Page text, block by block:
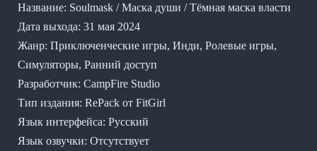
Название: Soulmask / Маска души / Тёмная маска власти
Дата выхода: 31 мая 2024
Жанр: Приключенческие игры, Инди, Ролевые игры,
Симуляторы, Ранний доступ
Разработчик: CampFire Studio
Тип издания: RePack от FitGirl
Язык интерфейса: Русский
Язык озвучки: Отсутствует